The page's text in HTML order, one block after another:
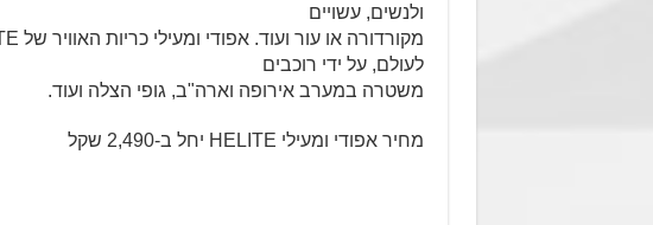
ולנשים, עשויים
לעולם, על ידי רוכבים
משטרה במערב אירופה וארה"ב, גופי הצלה ועוד.
מחיר אפודי ומעילי HELITE יחל ב-2,490 שקל